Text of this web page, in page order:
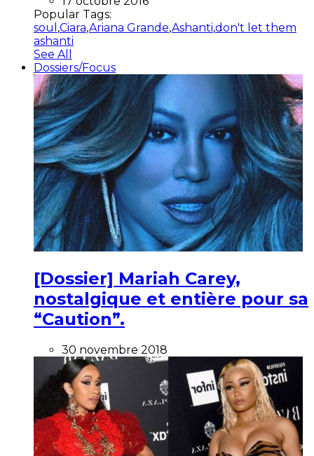
Popular Tags:
soul ,Ciara,Ariana Grande,Ashanti,don't let them
ashanti
See All
Dossiers/Focus
[Dossier] Mariah Carey,
nostalgique et entière pour sa
“Caution”.
30 novembre 2018